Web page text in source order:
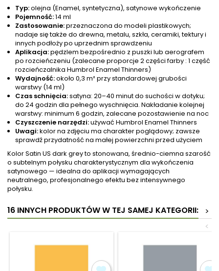
Typ:olejna (Enamel, syntetyczna), satynowe wykończenie
Pojemność:14 ml
Zastosowanie:przeznaczona do modeli plastikowych;
nadaje się także do drewna, metalu, szkła, ceramiki, tektury i
innych podłoży po uprzednim sprawdzeniu
Aplikacja:pędzlem bezpośrednio z puszki lub aerografem
po rozcieńczeniu (zalecane proporcje 2 części farby : 1 część
rozcieńczalnika Humbrol Enamel Thinners)
Wydajność:około 0,3 m² przy standardowej grubości
warstwy (14 ml)
Czas schnięcia:satyna: 20–40 minut do suchości w dotyku;
do 24 godzin dla pełnego wyschnięcia. Nakładanie kolejnej
warstwy: minimum 6 godzin, zalecane pozostawienie na noc
Czyszczenie narzędzi:używać Humbrol Enamel Thinners
Uwagi:kolor na zdjęciu ma charakter poglądowy; zawsze
sprawdź przydatność na małej powierzchni przed użyciem
Kolor Satin US dark grey to stonowana, średnio-ciemna szarość
o subtelnym połysku charakterystycznym dla wykończenia
satynowego — idealna do aplikacji wymagających
neutralnego, profesjonalnego efektu bez intensywnego
połysku.
16 INNYCH PRODUKTÓW W TEJ SAMEJ KATEGORII:
>
<